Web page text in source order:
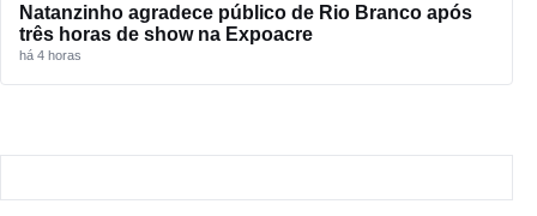
Natanzinho agradece público de Rio Branco após
três horas de show na Expoacre
há 4 horas